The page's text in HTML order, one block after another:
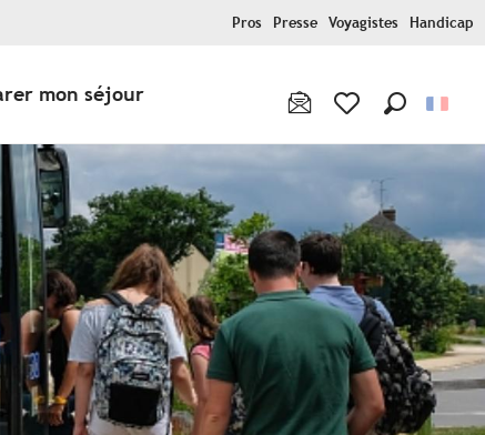
Pros Presse Voyagistes Handicap
mon séjour